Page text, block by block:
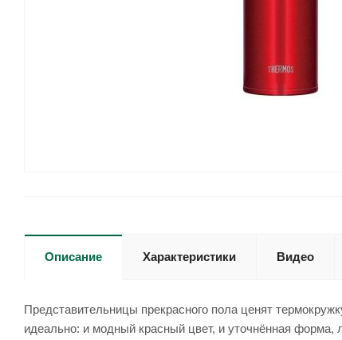
Описание Характеристики Видео
Представительницы прекрасного пола ценят
идеально: и модный красный цвет, и уточнённая форма,